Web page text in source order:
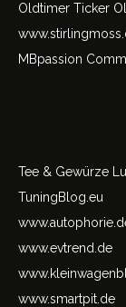
Oldtimer Ticker
MBpassion
Tee & Gewürze
TuningBlog.eu
www.evtrend.de
www.smartpit.de